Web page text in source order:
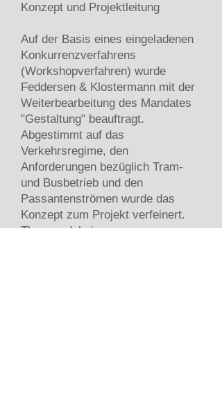
Konzept und Projektleitung
Auf der Basis eines eingeladenen
Konkurrenzverfahrens
(Workshopverfahren) wurde
Feddersen & Klostermann mit der
Weiterbearbeitung des Mandates
"Gestaltung" beauftragt.
Abgestimmt auf das
Verkehrsregime, den
Anforderungen bezüglich Tram-
und Busbetrieb und den
Passantenströmen wurde das
Konzept zum Projekt verfeinert.
Themen dabei waren: